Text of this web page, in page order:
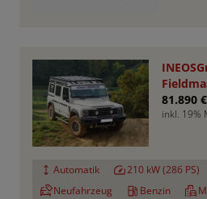
81.890 €
inkl. 19%
Automatik 210 kW (286 PS)
Neufahrzeug
Benzin